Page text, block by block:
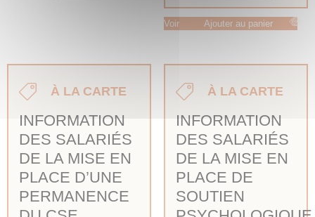
Voir Ajouter au panier
À LA CARTE
INFORMATION
DES SALARIÉS
DE LA MISE EN
PLACE D’UNE
PERMANENCE
À LA CARTE
INFORMATION
DES SALARIÉS
DE LA MISE EN
PLACE DE
SOUTIEN